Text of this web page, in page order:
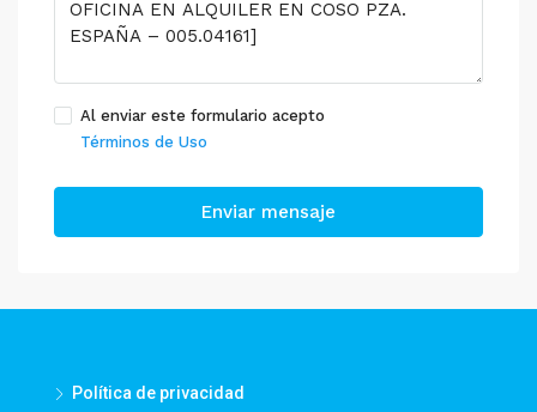
Al enviar este formulario acepto
Términos de Uso
Enviar mensaje
Política de privacidad